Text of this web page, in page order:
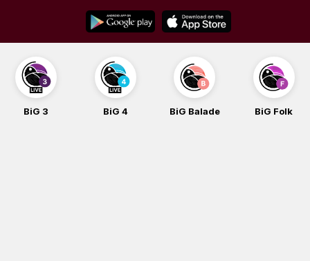
content
BiG 3 BiG 4 BiG Balade BiG Folk